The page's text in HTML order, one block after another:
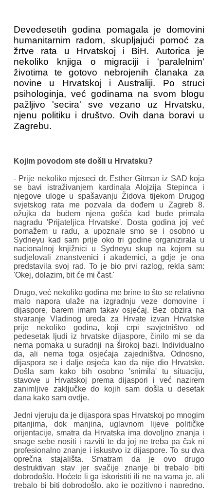
Devedesetih godina pomagala je domovini
humanitarnim radom, skupljajući pomoć za
žrtve rata u Hrvatskoj i BiH. Autorica je
nekoliko knjiga o migraciji i 'paralelnim'
životima te gotovo nebrojenih članaka za
novine u Hrvatskoj i Australiji. Po struci
psihologinja, već godinama na svom blogu
pažljivo 'secira' sve vezano uz Hrvatsku,
njenu politiku i društvo. Ovih dana boravi u
Zagrebu.
Kojim povodom ste došli u Hrvatsku?
- Prije nekoliko mjeseci dr. Esther Gitman iz SAD koja
se bavi istraživanjem kardinala Alojzija Stepinca i
njegove uloge u spašavanju Židova tijekom Drugog
svjetskog rata me pozvala da dođem u Zagreb 8.
ožujka da budem njena gošća kad bude primala
nagradu 'Prijateljica Hrvatske'. Dosta godina joj već
pomažem u radu, a upoznale smo se i osobno u
Sydneyu kad sam prije oko tri godine organizirala u
nacionalnoj knjižnici u Sydneyu skup na kojem su
sudjelovali znanstvenici i akademici, a gdje je ona
predstavila svoj rad. To je bio prvi razlog, rekla sam:
'Okej, dolazim, bit će mi čast.'
Drugo, već nekoliko godina me brine to što se relativno
malo napora ulaže na izgradnju veze domovine i
dijaspore, barem imam takav osjećaj. Bez obzira na
stvaranje Vladinog ureda za Hrvate izvan Hrvatske
prije nekoliko godina, koji crpi savjetništvo od
pedesetak ljudi iz hrvatske dijaspore, činilo mi se da
nema pomaka u suradnji na širokoj bazi. Individualno
da, ali nema toga osjećaja zajedništva. Odnosno,
dijaspora se i dalje osjeća kao da nije dio Hrvatske.
Došla sam kako bih osobno 'snimila' tu situaciju,
stavove u Hrvatskoj prema dijaspori i već nazirem
zanimljive zaključke do kojih sam došla u desetak
dana kako sam ovdje.
Jedni vjeruju da je dijaspora spas Hrvatskoj po mnogim
pitanjima, dok manjina, uglavnom lijeve političke
orijentacije, smatra da Hrvatska ima dovoljno znanja i
snage sebe nositi i razviti te da joj ne treba pa čak ni
profesionalno znanje i iskustvo iz dijaspore. To su dva
oprečna stajališta. Smatram da je ovo drugo
destruktivan stav jer svačije znanje bi trebalo biti
dobrodošlo. Hoćete li ga iskoristiti ili ne na vama je, ali
trebalo bi biti dobrodošlo, ako je pozitivno i napredno.